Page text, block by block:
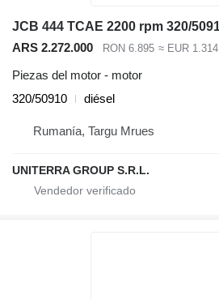
ARS 2.272.000 RON 6.895 ≈ EUR 1.314
Piezas del motor - motor
320/50910
diésel
Rumanía, Targu Mrues
UNITERRA GROUP S.R.L.